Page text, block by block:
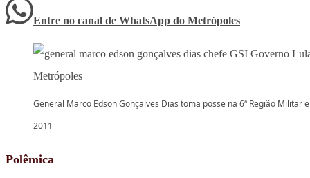
Entre no canal de WhatsApp do Metrópoles
General Marco Edson Gonçalves Dias toma posse na 6ª Região Militar
2011
Polêmica